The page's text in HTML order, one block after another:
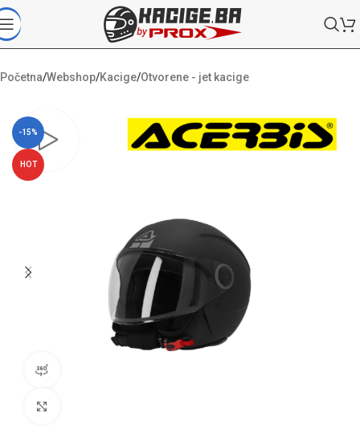
Početna/Webshop/Kacige/Otvorene - jet kacige
-15%
HOT